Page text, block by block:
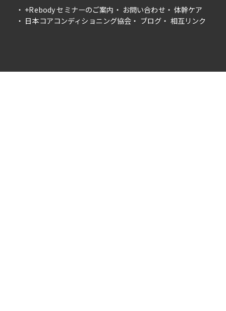
+Rebody セミナーのご案内 お問い合わせ
体幹ケア
日本コアコンディショニング協会
ブログ 相互リンク